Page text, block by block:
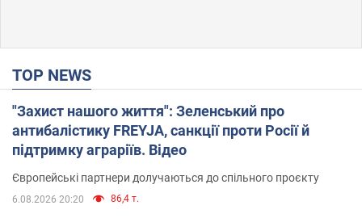
TOP NEWS
"Захист нашого життя": Зеленський про
антибалістику FREYJA, санкції проти Росії й
підтримку аграріїв. Відео
Європейські партнери долучаються до спільного проєкту
6.08.2026 20:20 86,4 т.